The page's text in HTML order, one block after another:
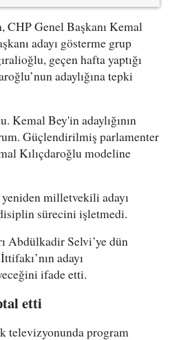
Genel Başkanı Kemal
adayı gösterme grup
geçen hafta yaptığı
adaylığına tepki
Kemal Bey'in adaylığının
Güçlendirilmiş parlamenter
Kılıçdaroğlu modeline
milletvekili adayı
sürecini işletmedi.
Abdülkadir Selvi’ye dün
adayı
ifade etti.
etti
televizyonunda program